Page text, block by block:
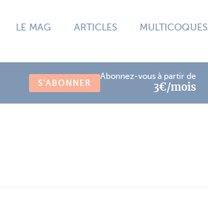
LE MAG ARTICLES MULTICOQUES
S'ABONNER
Abonnez-vous à partir de
3€/mois